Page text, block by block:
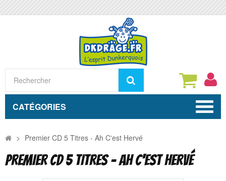
Rechercher
CATÉGORIES
> Premier CD 5 Titres - Ah C'est Hervé
PREMIER CD 5 TITRES - AH C'EST HERVÉ